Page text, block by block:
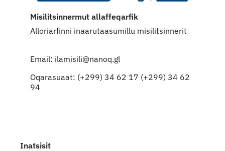
Misilitsinnermut allaffeqarfik
Alloriarfinni inaarutaasumillu misilitsinnerit
Email: ilamisili@nanoq.gl
Oqarasuaat: (+299) 34 62 17 (+299) 34 62
94
Inatsisit